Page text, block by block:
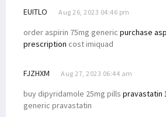
EUITLO Aug 26, 2023 04:46 pm
order aspirin 75mg generic purchase
prescription cost imiquad
FJZHXM Aug 27, 2023 06:44 am
buy dipyridamole 25mg pills pravastatin
generic pravastatin